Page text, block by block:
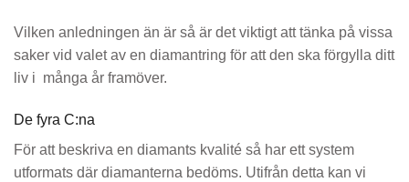
Vilken anledningen än är så är det viktigt att tänka på vissa
saker vid valet av en diamantring för att den ska förgylla ditt
liv i många år framöver.
De fyra C:na
För att beskriva en diamants kvalité så har ett system
utformats där diamanterna bedöms. Utifrån detta kan vi